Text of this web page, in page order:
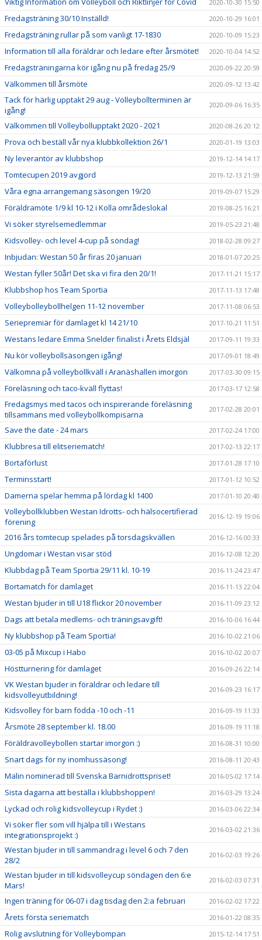
2020-10-30 15:50
Fredagsträning 30/10 Inställd! 2020-10-29 16:01
Fredagsträning rullar på som vanligt 17-1830 2020-10-09 15:23
Information till alla föräldrar och ledare efter årsmötet! 2020-10-04 14:52
Fredagsträningarna kör igång nu på fredag 25/9 2020-09-22 20:59
Välkommen till årsmöte 2020-09-12 13:42
Tack för härlig upptakt 29 aug - Volleybollterminen är
igång!
2020-09-06 16:35
Välkommen till Volleybollupptakt 2020 - 2021 2020-08-26 20:12
Prova och beställ vår nya klubbkollektion 26/1 2020-01-19 13:03
Ny leverantör av klubbshop 2019-12-14 14:17
Tomtecupen 2019 avgjord 2019-12-13 21:59
Våra egna arrangemang säsongen 19/20 2019-09-07 15:29
Föräldramöte 1/9 kl 10-12 i Kolla områdeslokal 2019-08-25 16:21
Vi söker styrelsemedlemmar 2019-05-23 21:48
Kidsvolley- och level 4-cup på söndag! 2018-02-28 09:27
Inbjudan: Westan 50 år firas 20 januari 2018-01-07 20:25
Westan fyller 50år! Det ska vi fira den 20/1! 2017-11-21 15:17
Klubbshop hos Team Sportia 2017-11-13 17:48
Volleybolleybollhelgen 11-12 november 2017-11-08 06:53
Seriepremiär för damlaget kl 14 21/10 2017-10-21 11:51
Westans ledare Emma Snelder finalist i Årets Eldsjäl 2017-09-11 19:33
Nu kör volleybollsäsongen igång! 2017-09-01 18:49
Välkomna på volleybollkväll i Aranäshallen imorgon 2017-03-30 09:15
Föreläsning och taco-kväll flyttas! 2017-03-17 12:58
Fredagsmys med tacos och inspirerande föreläsning
tillsammans med volleybollkompisarna
2017-02-28 20:01
Save the date - 24 mars 2017-02-24 17:00
Klubbresa till elitseriematch! 2017-02-13 22:17
Bortaförlust 2017-01-28 17:10
Terminsstart! 2017-01-12 10:52
Damerna spelar hemma på lördag kl 1400 2017-01-10 20:40
Volleybollklubben Westan Idrotts- och hälsocertifierad
förening
2016-12-19 19:06
2016 års tomtecup spelades på torsdagskvällen 2016-12-16 00:33
Ungdomar i Westan visar stöd 2016-12-08 12:20
Klubbdag på Team Sportia 29/11 kl. 10-19 2016-11-24 23:47
Bortamatch för damlaget 2016-11-13 22:04
Westan bjuder in till U18 flickor 20 november 2016-11-09 23:12
Dags att betala medlems- och träningsavgift! 2016-10-06 16:44
Ny klubbshop på Team Sportia! 2016-10-02 21:06
03-05 på Mixcup i Habo 2016-10-02 20:07
Höstturnering för damlaget 2016-09-26 22:14
VK Westan bjuder in föräldrar och ledare till
kidsvolleyutbildning!
2016-09-23 16:17
Kidsvolley för barn födda -10 och -11 2016-09-19 11:33
Årsmöte 28 september kl. 18.00 2016-09-19 11:18
Föräldravolleybollen startar imorgon :) 2016-08-31 10:00
Snart dags för ny inomhussäsong! 2016-08-11 20:43
Malin nominerad till Svenska Barnidrottspriset! 2016-05-02 17:14
Sista dagarna att beställa i klubbshoppen! 2016-03-29 13:24
Lyckad och rolig kidsvolleycup i Rydet :) 2016-03-06 22:34
Vi söker fler som vill hjälpa till i Westans
integrationsprojekt :)
2016-03-02 21:36
Westan bjuder in till sammandrag i level 6 och 7 den
28/2
2016-02-03 19:26
Westan bjuder in till kidsvolleycup söndagen den 6:e
Mars!
2016-02-03 07:31
Ingen träning för 06-07 i dag tisdag den 2:a februari 2016-02-02 17:22
Årets första seriematch 2016-01-22 08:35
Rolig avslutning för Volleybompan 2015-12-14 17:51